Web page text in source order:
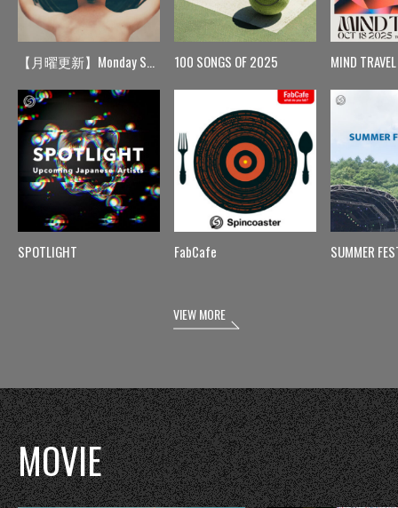
【月曜更新】Monday Spin
SPOTLIGHT
100 SONGS OF 2025
FabCafe
MIND TRAVEL
SUMMER
VIEW MORE
MOVIE